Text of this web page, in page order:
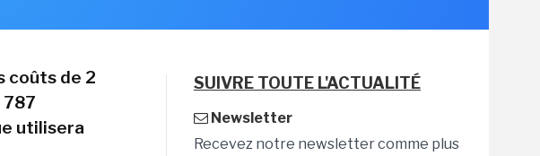
coûts de 2
787
utilisera
SUIVRE TOUTE L'ACTUALITÉ
Newsletter
Recevez notre newsletter comme plus